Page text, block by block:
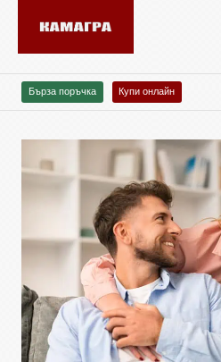
Бърза поръчка Купи онлайн